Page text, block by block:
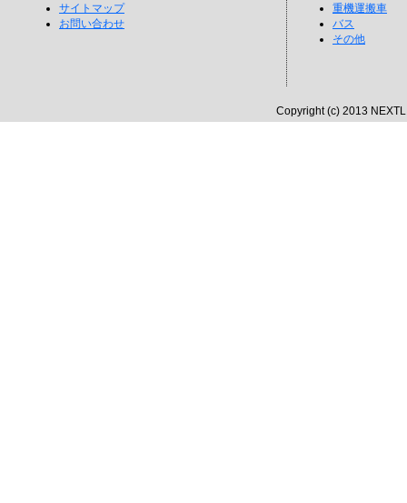
サイトマップ
お問い合わせ
重機運搬車
バス
その他
Copyright (c) 2013